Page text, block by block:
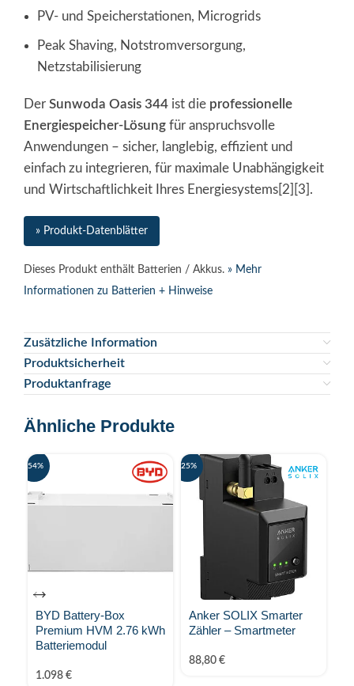
PV- und Speicherstationen, Microgrids
Peak Shaving, Notstromversorgung,
Netzstabilisierung
Der Sunwoda Oasis 344 ist die professionelle
Energiespeicher-Lösung für anspruchsvolle
Anwendungen – sicher, langlebig, effizient und
einfach zu integrieren, für maximale Unabhängigkeit
und Wirtschaftlichkeit Ihres Energiesystems[2][3].
» Produkt-Datenblätter
Dieses Produkt enthält Batterien / Akkus. » Mehr
Informationen zu Batterien + Hinweise
Zusätzliche Information
Produktsicherheit
Produktanfrage
Ähnliche Produkte
-54%
BYD Battery-Box
Premium HVM 2.76 kWh
Batteriemodul
1.098 €
-25%
Anker SOLIX Smarter
Zähler – Smartmeter
88,80 €